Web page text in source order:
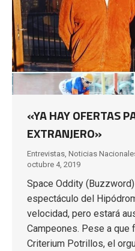
«YA HAY OFERTAS
EXTRANJERO»
Entrevistas, Noticias
octubre 4, 2019
Space Oddity
espectáculo del
velocidad, pero estará
Campeones. Pese a que
Criterium Potrillos, el